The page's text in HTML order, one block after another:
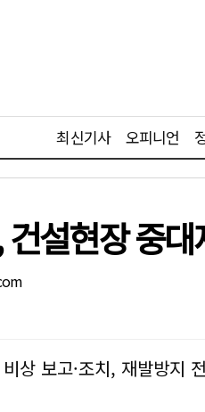
최신기사 오피니언
설현장 중
상 보고·조치, 재발방지